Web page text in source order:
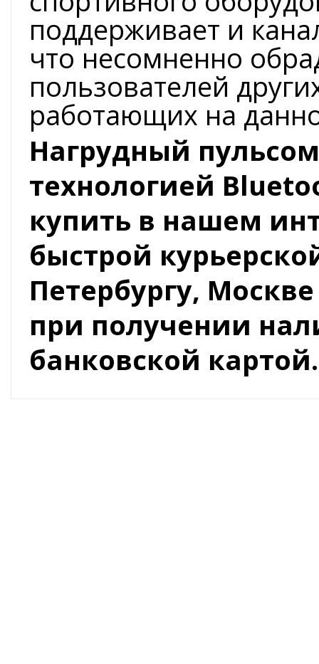
поддерживает и
что несомненно
пользователей
работающих на
Нагрудный
технологией
купить в нашем
быстрой
Петербургу,
при получении
банковской картой.